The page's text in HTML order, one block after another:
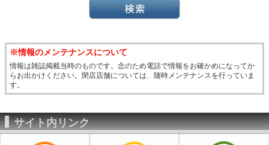
※情報のメンテナンスについて
情報は雑誌掲載当時のものです。念のため電話で情報をお確かめになってか
らお出かけください。閉店店舗については、随時メンテナンスを行っていま
す。
サイト内リンク